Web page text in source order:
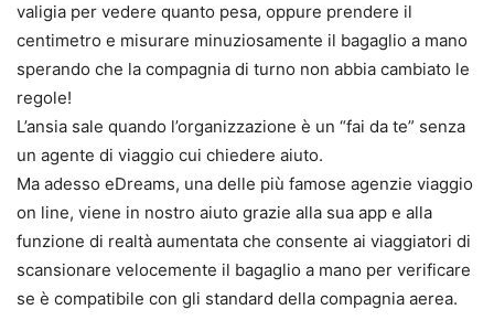
valigia per vedere quanto pesa, oppure prendere il
centimetro e misurare minuziosamente il bagaglio a mano
sperando che la compagnia di turno non abbia cambiato le
regole!
L’ansia sale quando l’organizzazione è un “fai da te” senza
un agente di viaggio cui chiedere aiuto.
Ma adesso eDreams, una delle più famose agenzie viaggio
on line, viene in nostro aiuto grazie alla sua app e alla
funzione di realtà aumentata che consente ai viaggiatori di
scansionare velocemente il bagaglio a mano per verificare
se è compatibile con gli standard della compagnia aerea.